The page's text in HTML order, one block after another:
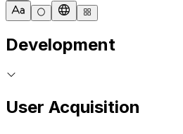
Development
User Acquisition